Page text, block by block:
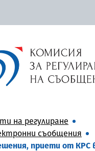
на регулиране
съобщения
приети от КРС